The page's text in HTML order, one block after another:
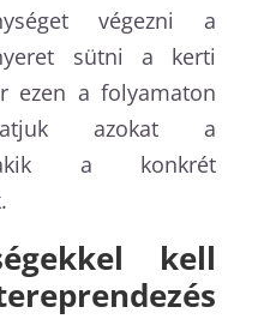
végezni a
sütni a kerti
ezen a folyamaton
azokat a
akik a konkrét
kell